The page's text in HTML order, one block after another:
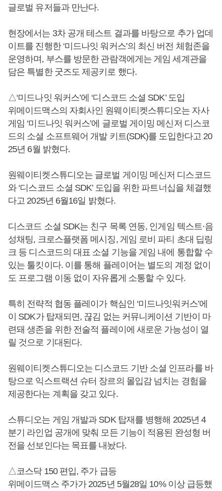
글로벌 유저들과 만난다.
현장에서는 3차 공개 테스트 결과를 바탕으로 추가 업데
이트를 진행한 ‘미드나잇 워커스’의 최신 버전 체험존을
운영하며, 부스를 방문한 관람객에게는 게임 세계관을
담은 특별한 굿즈도 제공키로 했다.
△‘미드나잇 워커스’에 ‘디스코드 소셜 SDK’ 도입
위메이드맥스의 자회사인 원웨이티켓스튜디오는 자사
게임 ‘미드나잇 워커스’에 글로벌 게이밍 메신저 디스코
드의 소셜 소프트웨어 개발 키트(SDK)를 도입한다고 20
25년 6월 밝혔다.
원웨이티켓스튜디오는 글로벌 게이밍 메신저 디스코드
와 ‘디스코드 소셜 SDK’ 도입을 위한 파트너십을 체결했
다고 2025년 6월16일 밝혔다.
디스코드 소셜 SDK는 친구 목록 연동, 인게임 텍스트·음
성채팅, 크로스플랫폼 메시징, 게임 로비 파티 초대 딥링
크 등 디스코드의 대표 소셜 기능을 게임 내에 통합할 수
있는 툴킷이다. 이를 통해 플레이어는 별도의 계정 없이
도 프로그램 이동 없이 자유롭게 소통할 수 있다.
특히 전략적 협동 플레이가 핵심인 ‘미드나잇워커스’에
이 SDK가 탑재되면, 끊김 없는 커뮤니케이션 기반이 마
련돼 생존을 위한 전술적 플레이에 새로운 가능성이 열
릴 것으로 기대된다.
원웨이티켓스튜디오는 디스코드 기반 소셜 인프라를 바
탕으로 익스트랙션 슈터 장르의 몰입감 넘치는 경험을
제공한다는 계획을 갖고 있다.
스튜디오는 게임 개발과 SDK 탑재를 병행해 2025년 4
분기 라인업 공개에 맞춰 모든 기능이 적용된 완성형 버
전을 선보인다는 목표를 내놨다.
△코스닥 150 편입, 주가 급등
위메이드맥스 주가가 2025년 5월28일 10% 이상 급등했